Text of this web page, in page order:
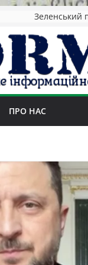
ПРО НАС